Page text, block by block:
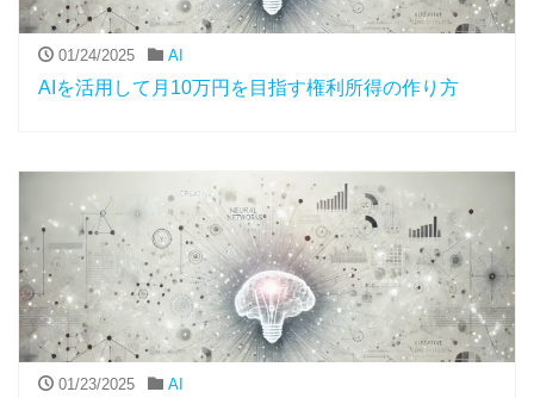
01/24/2025 AI
AIを活用して月10万円を目指す権利所得の作り方
01/23/2025 AI